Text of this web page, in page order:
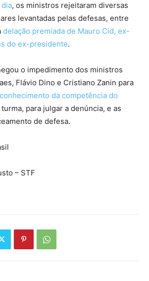
, os ministros rejeitaram diversas
levantadas pelas defesas, entre
delação premiada de Mauro Cid, ex-
do ex-presidente.
o impedimento dos ministros
Flávio Dino e Cristiano Zanin para
da competência do
turma, para julgar a denúncia, e as
de defesa.
– STF